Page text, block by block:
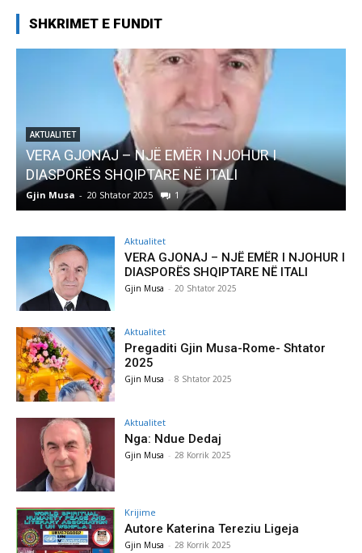
SHKRIMET E FUNDIT
AKTUALITET
Pregaditi Gjin Musa-Rome- Shtator 2025
Gjin Musa - 8 Shtator 2025 0
Aktualitet
VERA GJONAJ – NJË EMËR I NJOHUR I
DIASPORËS SHQIPTARE NË ITALI
Gjin Musa - 20 Shtator 2025
Aktualitet
Pregaditi Gjin Musa-Rome- Shtator
2025
Gjin Musa - 8 Shtator 2025
Aktualitet
Nga: Ndue Dedaj
Gjin Musa - 28 Korrik 2025
Krijime
Autore Katerina Tereziu Ligeja
Gjin Musa - 28 Korrik 2025